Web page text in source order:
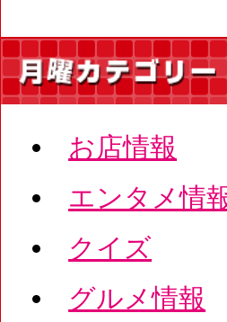
お店情報
エンタメ情
クイズ
グルメ情報